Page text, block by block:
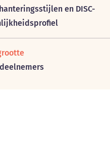
en DISC-